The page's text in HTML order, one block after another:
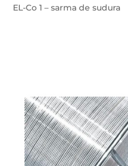
EL-Co 1 – sarma de sudura